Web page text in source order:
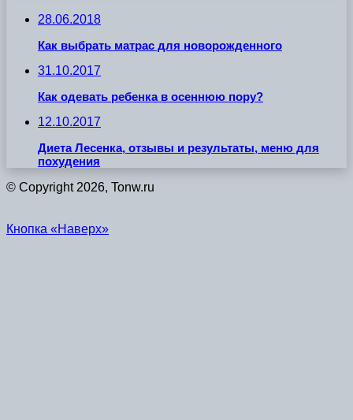
28.06.2018
Как выбрать матрас для новорожденного
31.10.2017
Как одевать ребенка в осеннюю пору?
12.10.2017
Диета Лесенка, отзывы и результаты, меню для
похудения
© Copyright 2026, Tonw.ru
Кнопка «Наверх»